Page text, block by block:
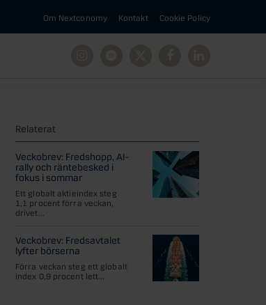
Om Nextconomy Kontakt Cookie Policy
Relaterat
Veckobrev: Fredshopp, AI-
rally och räntebesked i
fokus i sommar
Ett globalt aktieindex steg
1,1 procent förra veckan,
drivet...
Veckobrev: Fredsavtalet
lyfter börserna
Förra veckan steg ett globalt
index 0,9 procent lett...